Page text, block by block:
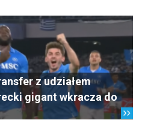
z udziałem
gigant wkracza do